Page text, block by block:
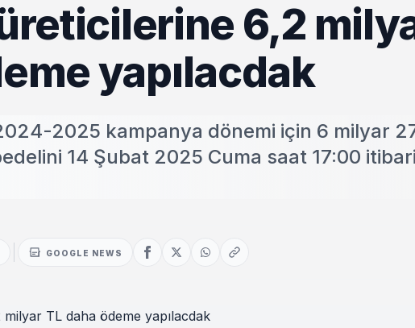
6,2
yapılacdak
2025 kampanya dönemi için 6 milyar
14 Şubat 2025 Cuma saat 17:00
GOOGLE NEWS